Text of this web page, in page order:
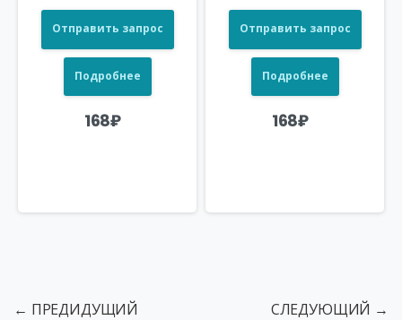
Отправить запрос
Подробнее
168₽
Отправить запрос
Подробнее
168₽
← ПРЕДИДУЩИЙ СЛЕДУЮЩИЙ →